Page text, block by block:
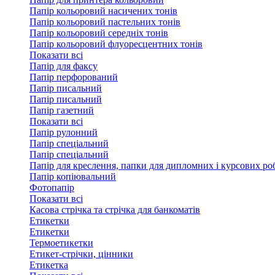
Папір кольоровий насичених тонів
Папір кольоровий пастельних тонів
Папір кольоровий середніх тонів
Папір кольоровий флуоресцентних тонів
Показати всі
Папір для факсу
Папір перфорований
Папір писальний
Папір писальний
Папір газетний
Показати всі
Папір рулонний
Папір спеціальний
Папір спеціальний
Папір для креслення, папки для дипломних і курсових
Папір копіювальний
Фотопапір
Показати всі
Касова стрічка та стрічка для банкоматів
Етикетки
Етикетки
Термоетикетки
Етикет-стрічки, цінники
Етикетка